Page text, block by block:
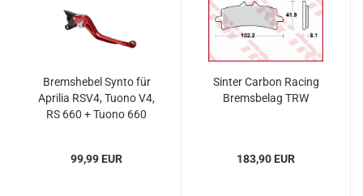
Bremshebel Synto für
Aprilia RSV4, Tuono V4,
RS 660 + Tuono 660
99,99 EUR
Sinter Carbon Racing
Bremsbelag TRW
183,90 EUR